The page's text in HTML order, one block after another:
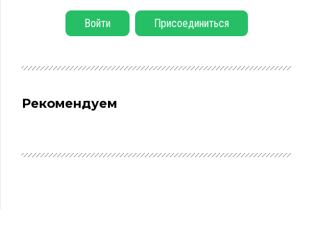
Войти Присоединиться
Рекомендуем